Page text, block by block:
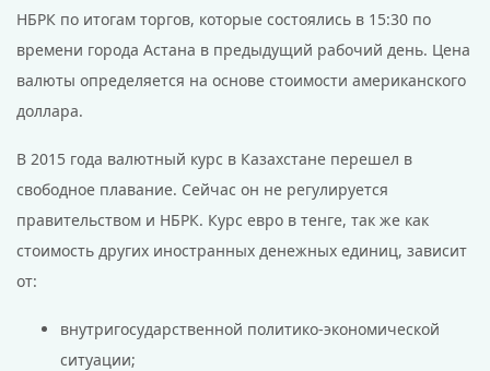
НБРК по итогам торгов, которые состоялись в 15:30 по
времени города Астана в предыдущий рабочий день. Цена
валюты определяется на основе стоимости американского
доллара.
В 2015 года валютный курс в Казахстане перешел в
свободное плавание. Сейчас он не регулируется
правительством и НБРК. Курс евро в тенге, так же как
стоимость других иностранных денежных единиц, зависит
от:
внутригосударственной политико-экономической
ситуации;